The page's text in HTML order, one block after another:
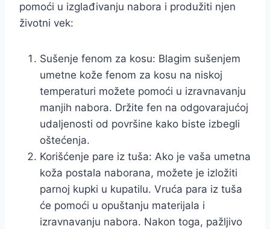
pomoći u izglađivanju nabora i produžiti njen
životni vek:
Sušenje fenom za kosu: Blagim sušenjem
umetne kože fenom za kosu na niskoj
temperaturi možete pomoći u izravnavanju
manjih nabora. Držite fen na odgovarajućoj
udaljenosti od površine kako biste izbegli
oštećenja.
Korišćenje pare iz tuša: Ako je vaša umetna
koža postala naborana, možete je izložiti
parnoj kupki u kupatilu. Vruća para iz tuša
će pomoći u opuštanju materijala i
izravnavanju nabora. Nakon toga, pažljivo